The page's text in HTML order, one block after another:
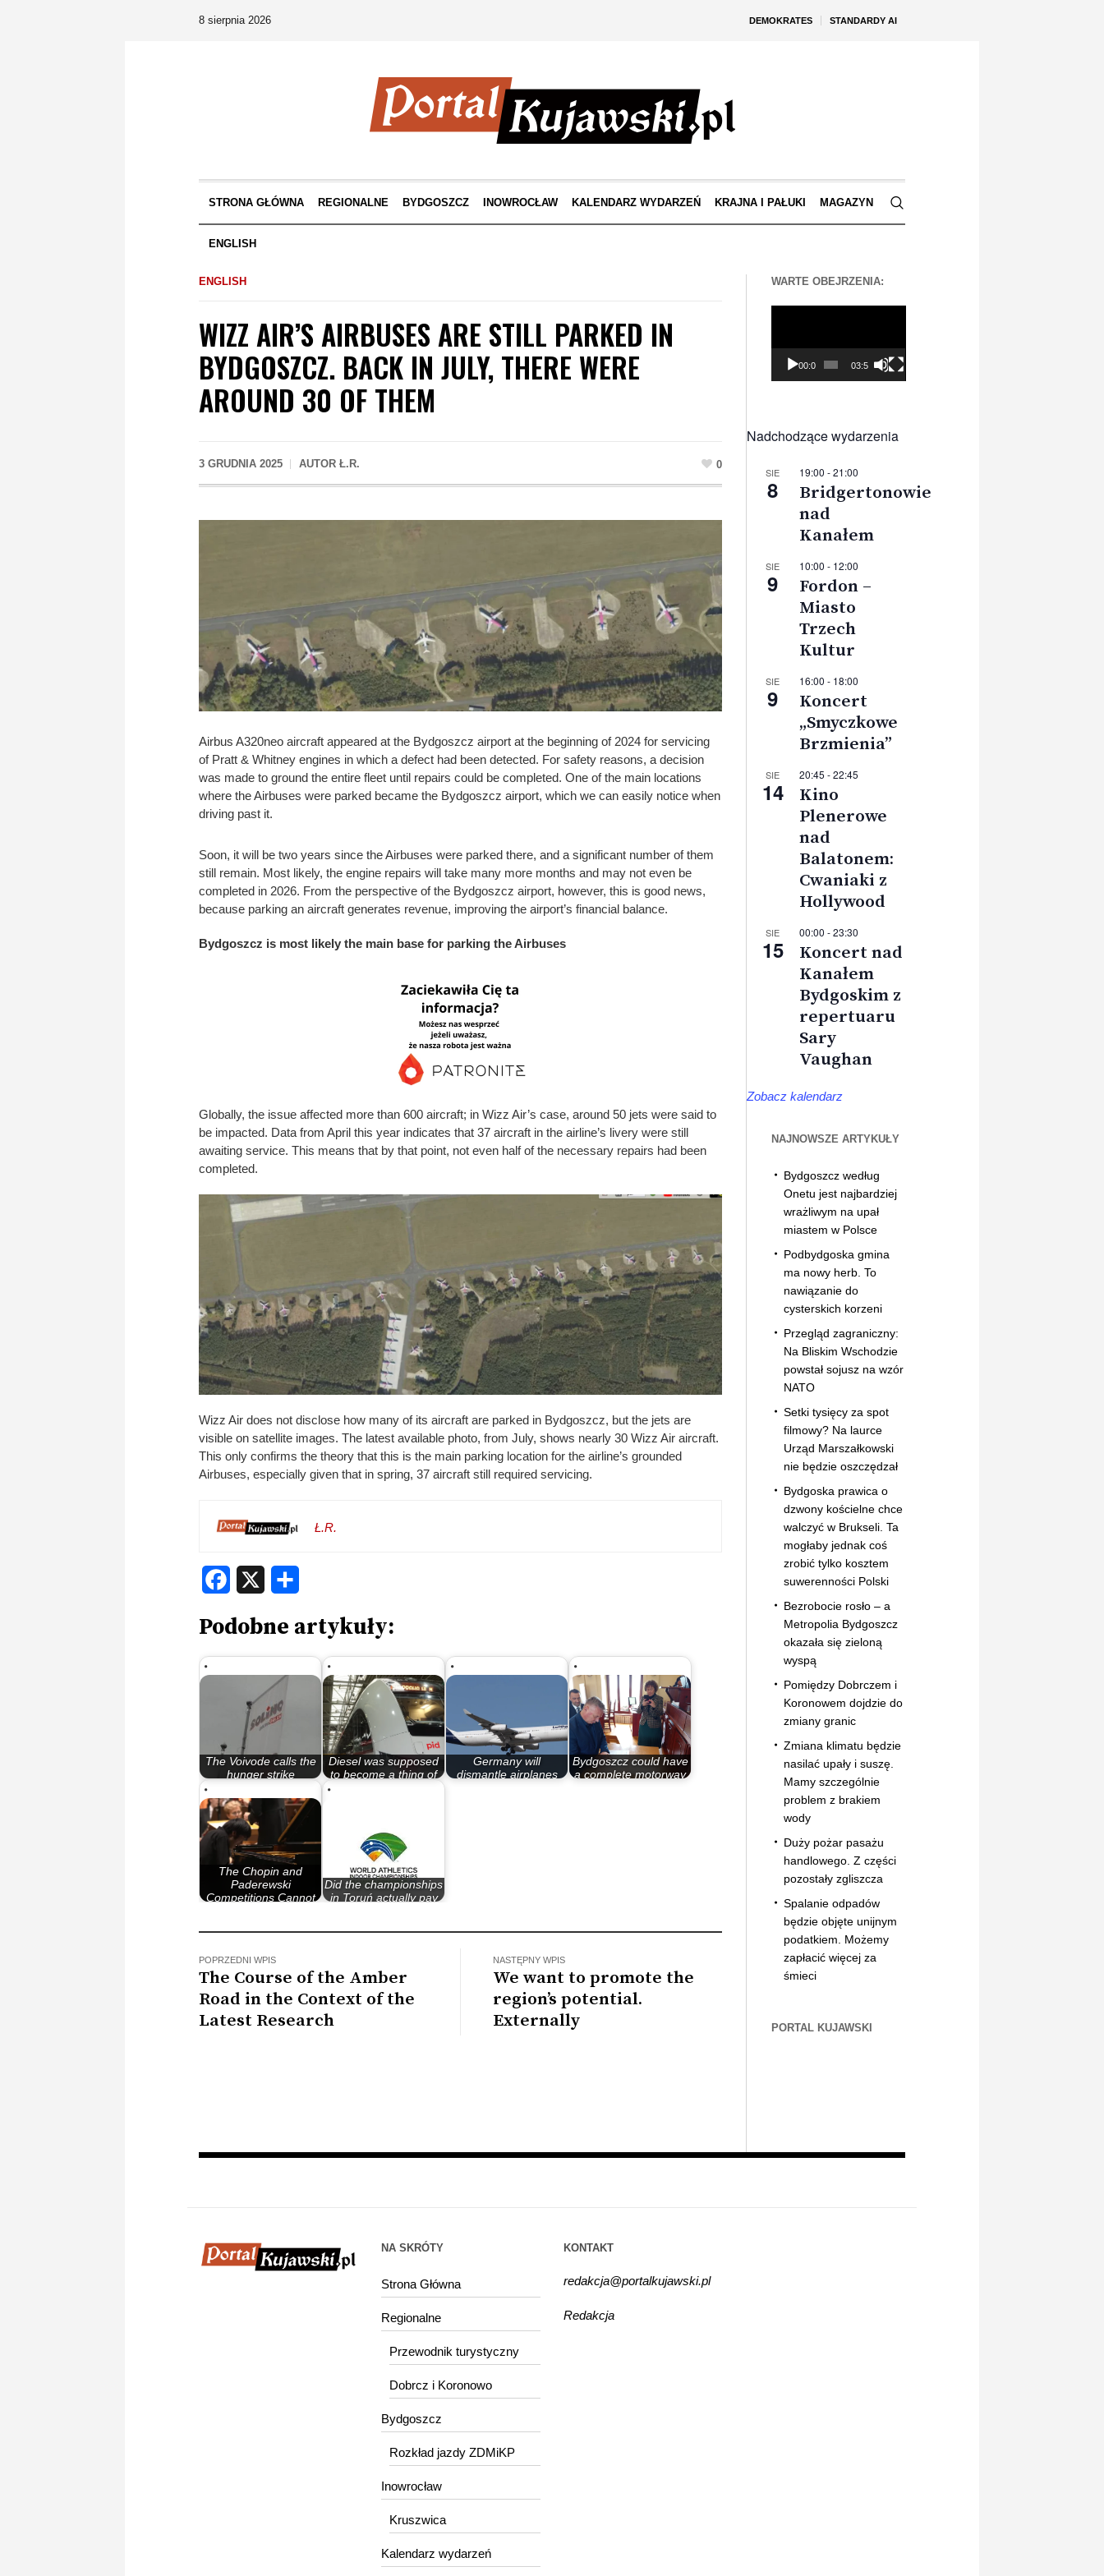
DEMOKRATES STANDARDY AI
8 sierpnia 2026
STRONA GŁÓWNA REGIONALNE BYDGOSZCZ INOWROCŁAW KALENDARZ WYDARZEŃ KRAJNA I PAŁUKI MAGAZYN
ENGLISH
ENGLISH
WIZZ AIR’S AIRBUSES ARE STILL PARKED IN
BYDGOSZCZ. BACK IN JULY, THERE WERE
AROUND 30 OF THEM
3 GRUDNIA 2025 AUTOR Ł.R. 0
Airbus A320neo aircraft appeared at the Bydgoszcz airport at the beginning of 2024 for servicing
of Pratt & Whitney engines in which a defect had been detected. For safety reasons, a decision
was made to ground the entire fleet until repairs could be completed. One of the main locations
where the Airbuses were parked became the Bydgoszcz airport, which we can easily notice when
driving past it.
Soon, it will be two years since the Airbuses were parked there, and a significant number of them
still remain. Most likely, the engine repairs will take many more months and may not even be
completed in 2026. From the perspective of the Bydgoszcz airport, however, this is good news,
because parking an aircraft generates revenue, improving the airport’s financial balance.
Bydgoszcz is most likely the main base for parking the Airbuses
Globally, the issue affected more than 600 aircraft; in Wizz Air’s case, around 50 jets were said to
be impacted. Data from April this year indicates that 37 aircraft in the airline’s livery were still
awaiting service. This means that by that point, not even half of the necessary repairs had been
completed.
Wizz Air does not disclose how many of its aircraft are parked in Bydgoszcz, but the jets are
visible on satellite images. The latest available photo, from July, shows nearly 30 Wizz Air aircraft.
This only confirms the theory that this is the main parking location for the airline’s grounded
Airbuses, especially given that in spring, 37 aircraft still required servicing.
Ł.R.
Facebook
Podobne artykuły:
The Voivode calls the
hunger strike
Diesel was supposed
to become a thing of
Germany will
dismantle airplanes
Bydgoszcz could have
a complete motorway
The Chopin and
Paderewski
Competitions Cannot
Did the championships
in Toruń actually pay
POPRZEDNI WPIS
The Course of the Amber
Road in the Context of the
Latest Research
NASTĘPNY WPIS
We want to promote the
region’s potential.
Externally
WARTE OBEJRZENIA:
00:00 03:56
Nadchodzące wydarzenia
SIE
8
19:00 -21:00
Bridgertonowie
nad
Kanałem
SIE
9
10:00 - 12:00
Fordon –
Miasto
Trzech
Kultur
SIE
9
16:00 - 18:00
Koncert
„Smyczkowe
Brzmienia”
SIE
14
20:45 -22:45
Kino
Plenerowe
nad
Balatonem:
Cwaniaki z
Hollywood
SIE
15
00:00 -23:30
Koncert nad
Kanałem
Bydgoskim z
repertuaru
Sary
Vaughan
Zobacz kalendarz
NAJNOWSZE ARTYKUŁY
Bydgoszcz według
Onetu jest najbardziej
wrażliwym na upał
miastem w Polsce
Podbydgoska gmina
ma nowy herb. To
nawiązanie do
cysterskich korzeni
Przegląd zagraniczny:
Na Bliskim Wschodzie
powstał sojusz na wzór
NATO
Setki tysięcy za spot
filmowy? Na laurce
Urząd Marszałkowski
nie będzie oszczędzał
Bydgoska prawica o
dzwony kościelne chce
walczyć w Brukseli. Ta
mogłaby jednak coś
zrobić tylko kosztem
suwerenności Polski
Bezrobocie rosło – a
Metropolia Bydgoszcz
okazała się zieloną
wyspą
Pomiędzy Dobrczem i
Koronowem dojdzie do
zmiany granic
Zmiana klimatu będzie
nasilać upały i suszę.
Mamy szczególnie
problem z brakiem
wody
Duży pożar pasażu
handlowego. Z części
pozostały zgliszcza
Spalanie odpadów
będzie objęte unijnym
podatkiem. Możemy
zapłacić więcej za
śmieci
PORTAL KUJAWSKI
NA SKRÓTY
Strona Główna
Regionalne
Przewodnik turystyczny
Dobrcz i Koronowo
Bydgoszcz
Rozkład jazdy ZDMiKP
Inowrocław
Kruszwica
Kalendarz wydarzeń
KONTAKT
redakcja@portalkujawski.pl
Redakcja